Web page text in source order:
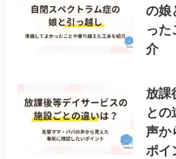
の娘
った
介
放課
との
声か
ポイ